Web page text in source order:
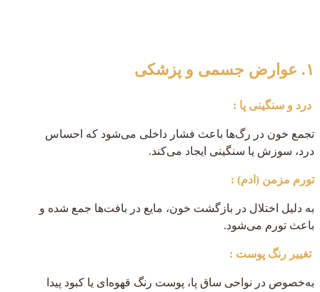
۱. عوارض جسمی و پزشکی
درد و سنگینی پا :
تجمع خون در رگ‌ها باعث فشار داخلی می‌شود که احساس
درد، سوزش یا سنگینی ایجاد می‌کند.
تورم مزمن (ادم) :
به دلیل اختلال در بازگشت خون، مایع در بافت‌ها جمع شده و
باعث تورم می‌شود.
تغییر رنگ پوست :
به‌خصوص در نواحی ساق پا، پوست رنگ قهوه‌ای یا کبود پیدا